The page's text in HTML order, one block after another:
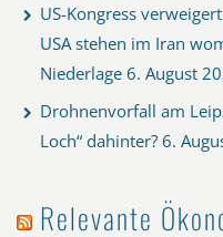
US-Kongress
USA stehen im Iran
Niederlage 6. August
Drohnenvorfall am
Loch“ dahinter? 6.
Relevante